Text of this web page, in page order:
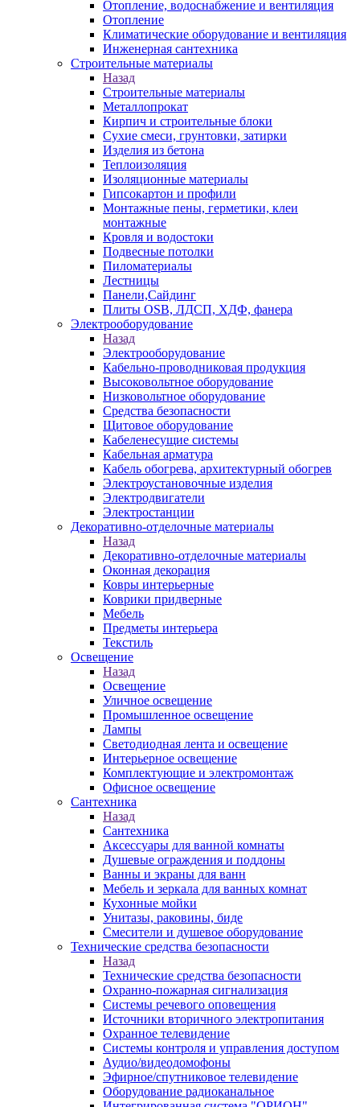
Отопление, водоснабжение и вентиляция
Отопление
Климатические оборудование и вентиляция
Инженерная сантехника
Строительные материалы
Назад
Строительные материалы
Металлопрокат
Кирпич и строительные блоки
Сухие смеси, грунтовки, затирки
Изделия из бетона
Теплоизоляция
Изоляционные материалы
Гипсокартон и профили
Монтажные пены, герметики, клеи
монтажные
Кровля и водостоки
Подвесные потолки
Пиломатериалы
Лестницы
Панели,Сайдинг
Плиты OSB, ЛДСП, ХДФ, фанера
Электрооборудование
Назад
Электрооборудование
Кабельно-проводниковая продукция
Высоковольтное оборудование
Низковольтное оборудование
Средства безопасности
Щитовое оборудование
Кабеленесущие системы
Кабельная арматура
Кабель обогрева, архитектурный обогрев
Электроустановочные изделия
Электродвигатели
Электростанции
Декоративно-отделочные материалы
Назад
Декоративно-отделочные материалы
Оконная декорация
Ковры интерьерные
Коврики придверные
Мебель
Предметы интерьера
Текстиль
Освещение
Назад
Освещение
Уличное освещение
Промышленное освещение
Лампы
Светодиодная лента и освещение
Интерьерное освещение
Комплектующие и электромонтаж
Офисное освещение
Сантехника
Назад
Сантехника
Аксессуары для ванной комнаты
Душевые ограждения и поддоны
Ванны и экраны для ванн
Мебель и зеркала для ванных комнат
Кухонные мойки
Унитазы, раковины, биде
Смесители и душевое оборудование
Технические средства безопасности
Назад
Технические средства безопасности
Охранно-пожарная сигнализация
Системы речевого оповещения
Источники вторичного электропитания
Охранное телевидение
Системы контроля и управления доступом
Аудио/видеодомофоны
Эфирное/спутниковое телевидение
Оборудование радиоканальное